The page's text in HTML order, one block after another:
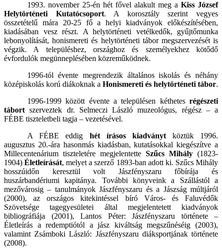
1993. november 25-én hét fővel alakult meg aKiss József
Helytörténeti Kutatócsoport. A korosztály szerint vegyes
összetételű mára 20-25 fő a helyi kiadványok előkészítésében,
kiadásában vesz részt. A helytörténeti vetélkedők, gyűjtőmunka
lebonyolítását, honismereti és helytörténeti tábor megszervezését is
végzik. A településhez, országhoz és személyekhez kötődő
évfordulók megünneplésében közreműködnek.
1996-tól évente megrendezik általános iskolás és néhány
középiskolás korú diákoknak a Honismereti és helytörténeti tábor.
1996-1999 között évente a településen kéthetes régészeti
tábort szerveztek dr. Selmeczi László muzeológus, régész – a
FÉBE tiszteletbeli tagja – vezetésével.
A FÉBE eddig hét írásos kiadványtköztük 1996.
augusztus 20.-ára hasonmás kiadásban, kutatásokkal kiegészítve a
Millecentenárium tiszteletére megjelentette Szűcs Mihály (1823-
1904)Életleírását, melyet a szerző 1893-ban adott ki. Szűcs Mihály
hosszúidőn keresztül volt Jászfényszaru főbírája és
huszárbandériumi kapitánya. További könyveink a Szállástól a
mezővárosig – tanulmányok Jászfényszaru és a Jászság múltjáról
(2000), az országos kitekintéssel bíró Város- és Faluvédők
Szövetsége tagegyesületei által megjelentetett kiadványok
bibliográfiája (2001), Lantos Péter: Jászfényszaru története –
Életleírás a redemptiótól a jász kiváltság megszűnéséig (2003),
valamint Zsámboki László: Jászfényszaru diáksportjának története
(2008).